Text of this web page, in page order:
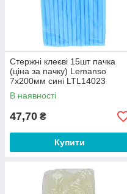
Стержні клеєві 15шт пачка
(ціна за пачку) Lemanso
7x200мм сині LTL14023
В наявності
47,70 ₴
Купити